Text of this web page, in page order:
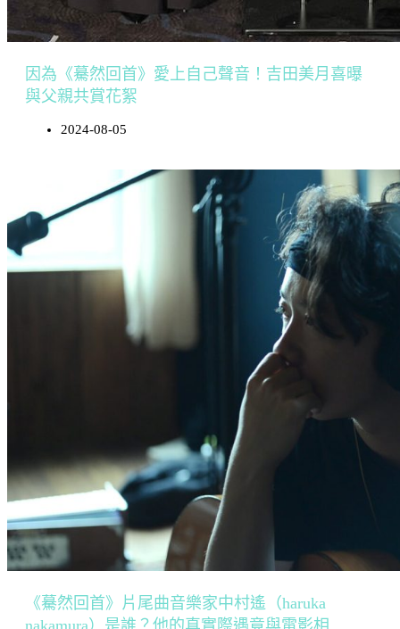
因為《驀然回首》愛上自己聲音！吉田美月喜曝
與父親共賞花絮
2024-08-05
《驀然回首》片尾曲音樂家中村遙（haruka
nakamura）是誰？他的真實際遇竟與電影相